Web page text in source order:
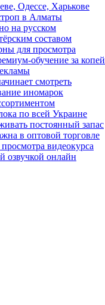
Одессе, Харькове
в Алматы
на русском
составом
для просмотра
обучение за
смотреть
иномарок
по всей Украине
постоянный запас
в оптовой торговле
видеокурса
озвучкой онлайн